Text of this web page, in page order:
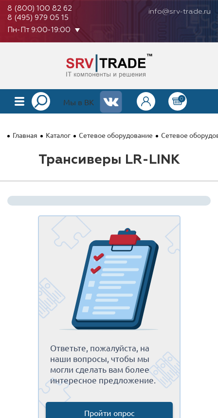
8 (800) 100 82 62
8 (495) 979 05 15
info@srv-trade.ru
Пн-Пт 9:00-19:00
КАТАЛОГ
ОПЛАТА
ГАРАНТИЯ
КОНТАКТЫ
АКЦИИ
Мы в ВК 0
Главная Каталог Сетевое оборудование Сетевое
Трансиверы LR-LINK
Ответьте, пожалуйста, на
наши вопросы, чтобы мы
могли сделать вам более
интересное предложение.
Пройти опрос